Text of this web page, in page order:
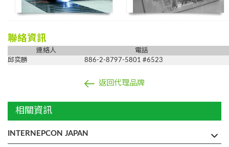
聯絡資訊
連絡人
電話
邱奕勝
886-2-8797-5801 #6523
返回代理品牌
相關資訊
INTERNEPCON JAPAN